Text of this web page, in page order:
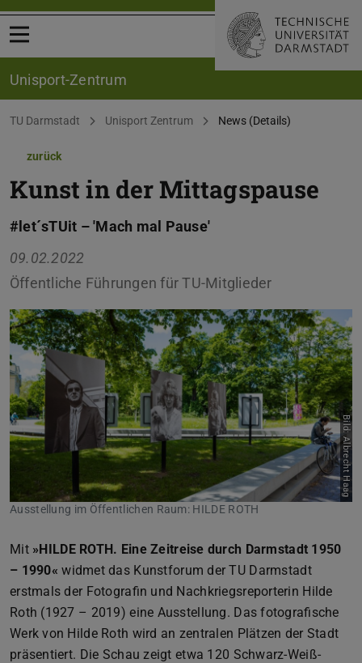
Menü öffnen
Unisport-Zentrum
Sie befinden sich hier:
TU Darmstadt Unisport Zentrum News (Details)
zurück
Kunst in der Mittagspause
#let´sTUit – 'Mach mal Pause'
09.02.2022
Öffentliche Führungen für TU-Mitglieder
Bild: Albrecht Haag
Ausstellung im Öffentlichen Raum: HILDE ROTH
Zurück Vor
Mit »HILDE ROTH. Eine Zeitreise durch Darmstadt 1950
– 1990« widmet das Kunstforum der TU Darmstadt
erstmals der Fotografin und Nachkriegsreporterin Hilde
Roth (1927 – 2019) eine Ausstellung. Das fotografische
Werk von Hilde Roth wird an zentralen Plätzen der Stadt
präsentiert. Die Schau zeigt etwa 120 Schwarz-Weiß-